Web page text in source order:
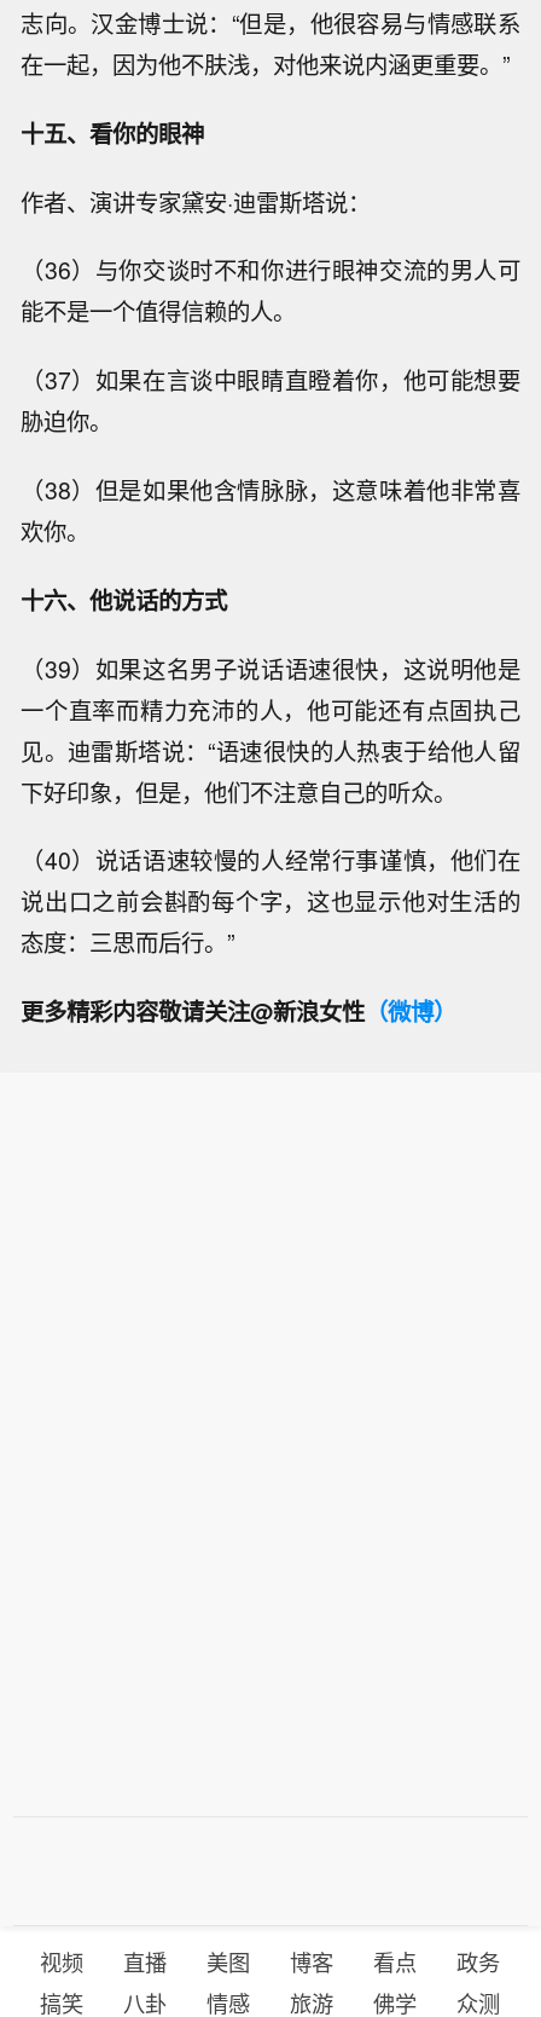
志向。汉金博士说：“但是，他很容易与情感联系
在一起，因为他不肤浅，对他来说内涵更重要。”
十五、看你的眼神
作者、演讲专家黛安·迪雷斯塔说：
（36）与你交谈时不和你进行眼神交流的男人可
能不是一个值得信赖的人。
（37）如果在言谈中眼睛直瞪着你，他可能想要
胁迫你。
（38）但是如果他含情脉脉，这意味着他非常喜
欢你。
十六、他说话的方式
（39）如果这名男子说话语速很快，这说明他是
一个直率而精力充沛的人，他可能还有点固执己
见。迪雷斯塔说：“语速很快的人热衷于给他人留
下好印象，但是，他们不注意自己的听众。
（40）说话语速较慢的人经常行事谨慎，他们在
说出口之前会斟酌每个字，这也显示他对生活的
态度：三思而后行。”
更多精彩内容敬请关注@新浪女性（微博）
视频 直播 美图 博客 看点
政务
搞笑
八卦 情感 旅游 佛学 众测